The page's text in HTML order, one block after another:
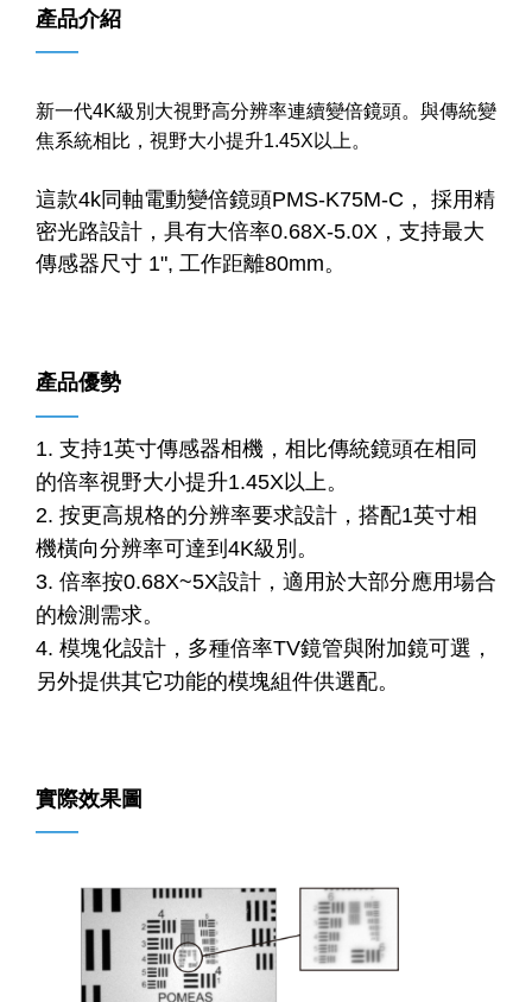
產品介紹
——
新一代4K級別大視野高分辨率連續變倍鏡頭。與傳統變
焦系統相比，視野大小提升1.45X以上。
這款4k同軸電動變倍鏡頭PMS-K75M-C， 採用精
密光路設計，具有大倍率0.68X-5.0X，支持最大
傳感器尺寸 1", 工作距離80mm。
產品優勢
——
1. 支持1英寸傳感器相機，相比傳統鏡頭在相同
的倍率視野大小提升1.45X以上。
2. 按更高規格的分辨率要求設計，搭配1英寸相
機橫向分辨率可達到4K級別。
3. 倍率按0.68X~5X設計，適用於大部分應用場合
的檢測需求。
4. 模塊化設計，多種倍率TV鏡管與附加鏡可選，
另外提供其它功能的模塊組件供選配。
實際效果圖
——